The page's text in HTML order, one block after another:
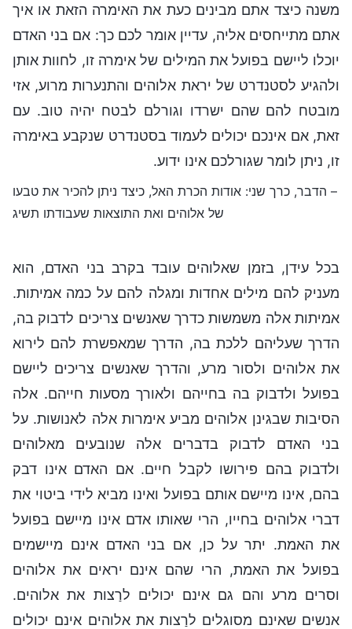
משנה כיצד אתם מבינים כעת את האימרה הזאת או איך
אתם מתייחסים אליה, עדיין אומר לכם כך: אם בני האדם
יוכלו ליישם בפועל את המילים של אימרה זו, לחוות אותן
ולהגיע לסטנדרט של יראת אלוהים והתנערות מרוע, אזי
מובטח להם שהם ישרדו וגורלם לבטח יהיה טוב. עם
זאת, אם אינכם יכולים לעמוד בסטנדרט שנקבע באימרה
זו, ניתן לומר שגורלכם אינו ידוע.
– הדבר, כרך שני: אודות הכרת האל, כיצד ניתן להכיר את טבעו
של אלוהים ואת התוצאות שעבודתו תשיג
בכל עידן, בזמן שאלוהים עובד בקרב בני האדם, הוא
מעניק להם מילים אחדות ומגלה להם על כמה אמיתות.
אמיתות אלה משמשות כדרך שאנשים צריכים לדבוק בה,
הדרך שעליהם ללכת בה, הדרך שמאפשרת להם לירוא
את אלוהים ולסור מרע, והדרך שאנשים צריכים ליישם
בפועל ולדבוק בה בחייהם ולאורך מסעות חייהם. אלה
הסיבות שבגינן אלוהים מביע אימרות אלה לאנושות. על
בני האדם לדבוק בדברים אלה שנובעים מאלוהים
ולדבוק בהם פירושו לקבל חיים. אם האדם אינו דבק
בהם, אינו מיישם אותם בפועל ואינו מביא לידי ביטוי את
דברי אלוהים בחייו, הרי שאותו אדם אינו מיישם בפועל
את האמת. יתר על כן, אם בני האדם אינם מיישמים
בפועל את האמת, הרי שהם אינם יראים את אלוהים
וסרים מרע והם גם אינם יכולים לרַצות את אלוהים.
אנשים שאינם מסוגלים לרַצות את אלוהים אינם יכולים